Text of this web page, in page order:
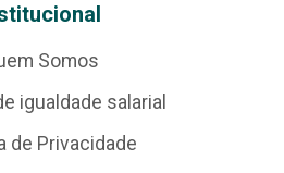
Somos
igualdade salarial
de Privacidade